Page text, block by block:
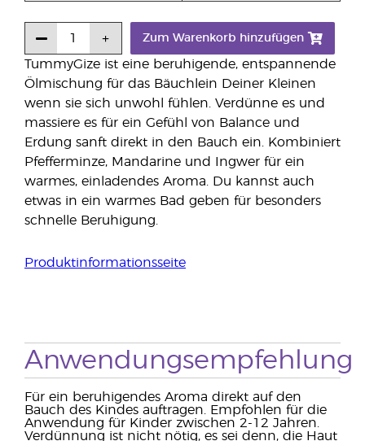
TummyGize ist eine beruhigende, entspannende
Ölmischung für das Bäuchlein Deiner Kleinen
wenn sie sich unwohl fühlen. Verdünne es und
massiere es für ein Gefühl von Balance und
Erdung sanft direkt in den Bauch ein. Kombiniert
Pfefferminze, Mandarine und Ingwer für ein
warmes, einladendes Aroma. Du kannst auch
etwas in ein warmes Bad geben für besonders
schnelle Beruhigung.
Produktinformationsseite
Zum Warenkorb hinzufügen
Anwendungsempfehlung
Für ein beruhigendes Aroma direkt auf den
Bauch des Kindes auftragen. Empfohlen für die
Anwendung für Kinder zwischen 2-12 Jahren.
Verdünnung ist nicht nötig, es sei denn, die Haut